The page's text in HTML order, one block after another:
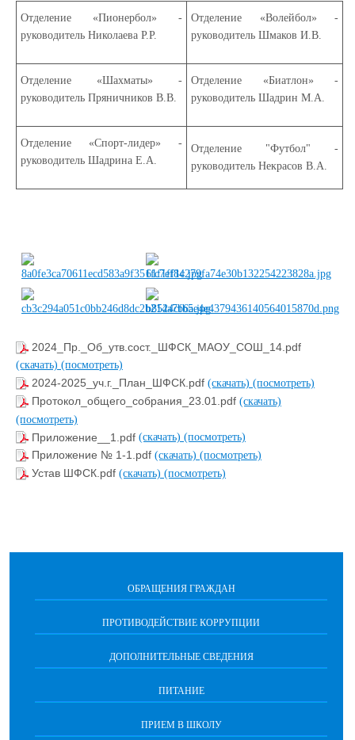
Отделение «Пионербол» -
руководитель Николаева Р.Р.
Отделение «Волейбол» -
руководитель Шмаков И.В.
Отделение «Шахматы» -
руководитель Пряничников В.В.
Отделение «Биатлон» -
руководитель Шадрин М.А.
Отделение «Спорт-лидер» -
руководитель Шадрина Е.А.
Отделение "Футбол" -
руководитель Некрасов В.А.
2024_Пр._Об_утв.сост._ШФСК_МАОУ_СОШ_14.pdf
(скачать) (посмотреть)
2024-2025_уч.г._План_ШФСК.pdf (скачать) (посмотреть)
Протокол_общего_собрания_23.01.pdf (скачать)
(посмотреть)
Приложение__1.pdf (скачать) (посмотреть)
Приложение № 1-1.pdf (скачать) (посмотреть)
Устав ШФСК.pdf (скачать) (посмотреть)
ОБРАЩЕНИЯ ГРАЖДАН
ПРОТИВОДЕЙСТВИЕ КОРРУПЦИИ
ДОПОЛНИТЕЛЬНЫЕ СВЕДЕНИЯ
ПИТАНИЕ
ПРИЕМ В ШКОЛУ